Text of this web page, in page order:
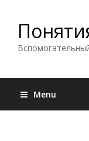
Menu